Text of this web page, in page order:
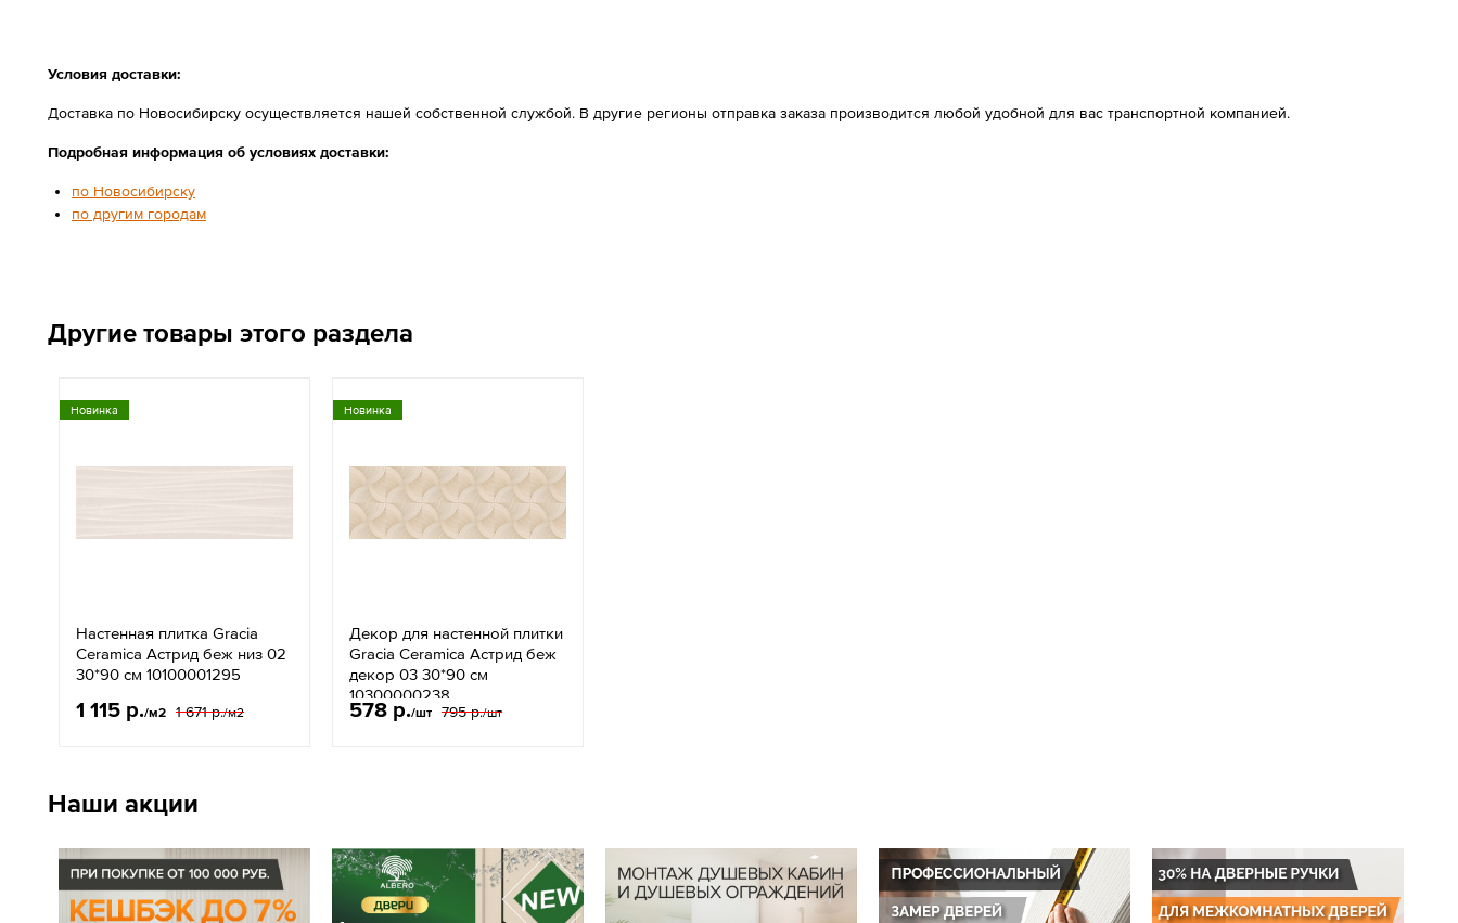
Условия доставки:
Доставка по Новосибирску осуществляется нашей собственной службой. В другие регионы отправка заказа производится любой удобной для вас транспортной компанией.
Подробная информация об условиях доставки:
по Новосибирску
по другим городам
Другие товары этого раздела
Новинка
Настенная плитка Gracia
Ceramica Астрид беж низ 02
30*90 см 10100001295
1 115 р./м2 1 671 р./м2
Новинка
Декор для настенной плитки
Gracia Ceramica Астрид беж
декор 03 30*90 см
10300000238
578 р./шт 795 р./шт
Наши акции